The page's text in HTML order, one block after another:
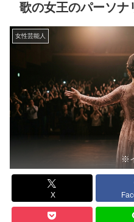
歌の女王のパーソナ
女性芸能人
※
X